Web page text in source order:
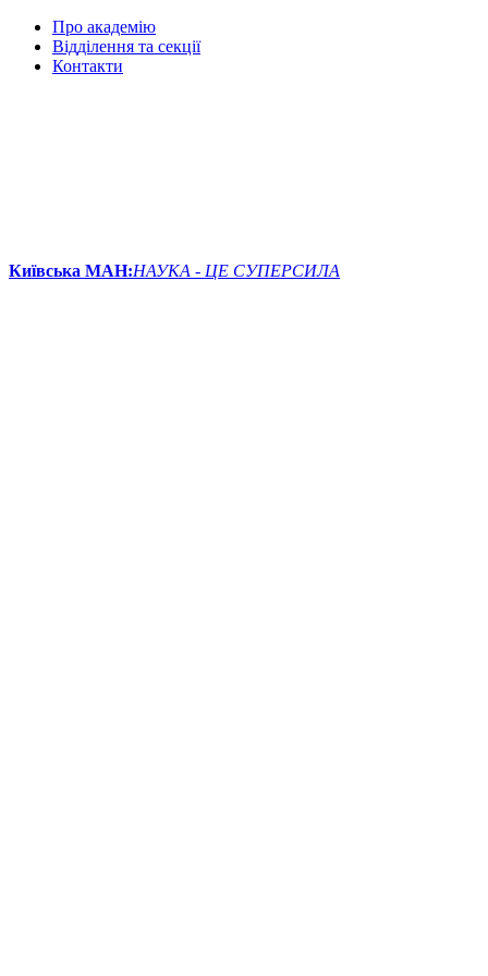
Про академію
Відділення та секції
Контакти
Київська МАН:НАУКА - ЦЕ СУПЕРСИЛА